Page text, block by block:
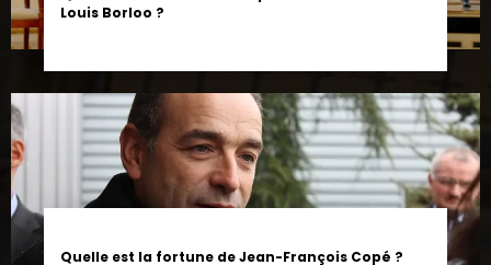
Estimation et détails de son patrimoine